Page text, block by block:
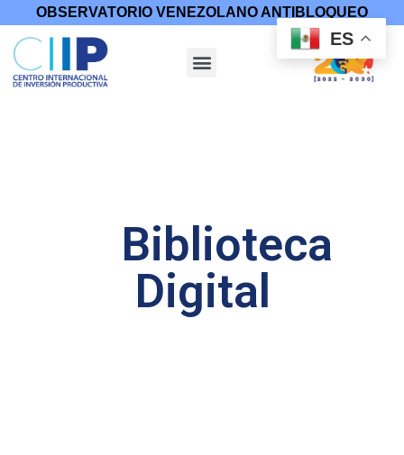
OBSERVATORIO VENEZOLANO ANTIBLOQUEO
Biblioteca
Digital
ES